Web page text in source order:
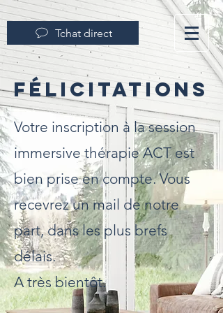
Tchat direct
Félicitations
Votre inscription à la session
immersive thérapie ACT est
bien prise en compte. Vous
recevrez un mail de notre
part, dans les plus brefs
délais.
A très bientôt.